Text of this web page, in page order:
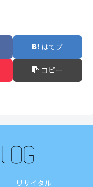
はてブ
コピー
リサイタル